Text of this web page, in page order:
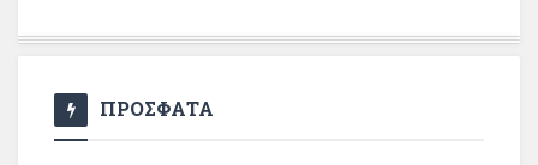
ΠΡΟΣΦΑΤΑ